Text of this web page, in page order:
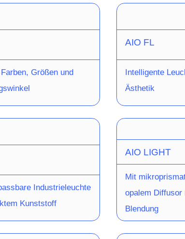
Größen und
AIO FL
Intelligente
Ästhetik
Industrieleuchte
Kunststoff
AIO LIGHT
Mit
opalem Diffusor
Blendung